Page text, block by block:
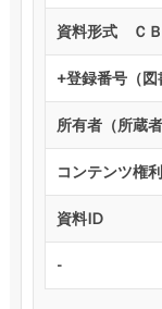
資料形式 ＣＢ
+登録番号（図
所有者（所蔵者
コンテンツ権
資料ID
-